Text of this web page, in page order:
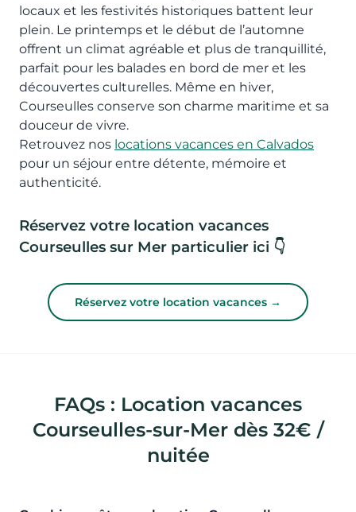
locaux et les festivités historiques battent leur
plein. Le printemps et le début de l’automne
offrent un climat agréable et plus de tranquillité,
parfait pour les balades en bord de mer et les
découvertes culturelles. Même en hiver,
Courseulles conserve son charme maritime et sa
douceur de vivre.
Retrouvez nos locations vacances en Calvados
pour un séjour entre détente, mémoire et
authenticité.
Réservez votre location vacances
Courseulles sur Mer particulier ici 👇
Réservez votre location vacances →
FAQs : Location vacances
Courseulles-sur-Mer dès 32€ /
nuitée